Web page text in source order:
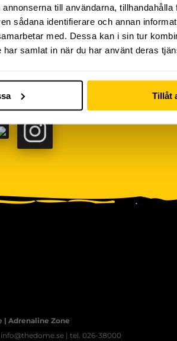
till användarna, tillhandahålla
sådana identifierare och annan
med. Dessa kan i sin tur
samlat in när du har använt deras
Tillåt
MEDIER
TIKTOK
| Adrenaline Zone
| tel. 026-38000